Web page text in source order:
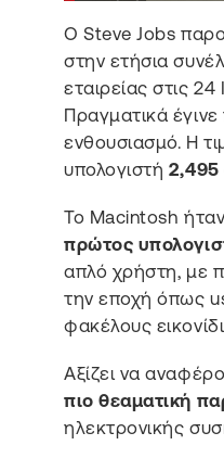
Ο Steve Jobs
στην ετήσια
εταιρείας στις 24
Πραγματικά
ενθουσιασμό. Η
υπολογιστή 2,495
Το Macintosh
πρώτος
απλό χρήστη, με
την εποχή όπως
φακέλους
Αξίζει να
πιο θεαματική
ηλεκτρονικής